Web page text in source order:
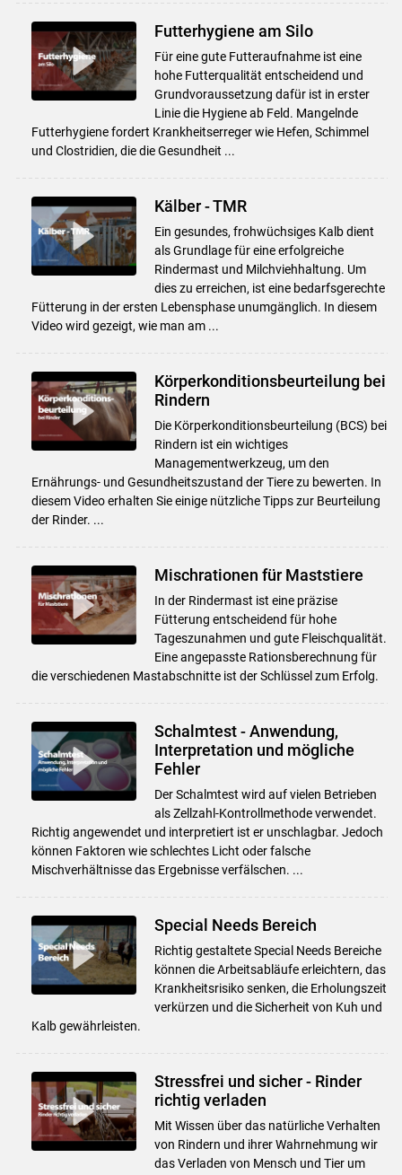
Skip to main content
Futterhygiene am Silo
Für eine gute Futteraufnahme ist eine
hohe Futterqualität entscheidend und
Grundvoraussetzung dafür ist in erster
Linie die Hygiene ab Feld. Mangelnde
Futterhygiene fordert Krankheitserreger wie Hefen, Schimmel
und Clostridien, die die Gesundheit ...
Kälber - TMR
Ein gesundes, frohwüchsiges Kalb dient
als Grundlage für eine erfolgreiche
Rindermast und Milchviehhaltung. Um
dies zu erreichen, ist eine bedarfsgerechte
Fütterung in der ersten Lebensphase unumgänglich. In diesem
Video wird gezeigt, wie man am ...
Körperkonditionsbeurteilung bei
Rindern
Die Körperkonditionsbeurteilung (BCS) bei
Rindern ist ein wichtiges
Managementwerkzeug, um den
Ernährungs- und Gesundheitszustand der Tiere zu bewerten. In
diesem Video erhalten Sie einige nützliche Tipps zur Beurteilung
der Rinder. ...
Mischrationen für Maststiere
In der Rindermast ist eine präzise
Fütterung entscheidend für hohe
Tageszunahmen und gute Fleischqualität.
Eine angepasste Rationsberechnung für
die verschiedenen Mastabschnitte ist der Schlüssel zum Erfolg.
Schalmtest - Anwendung,
Interpretation und mögliche
Fehler
Der Schalmtest wird auf vielen Betrieben
als Zellzahl-Kontrollmethode verwendet.
Richtig angewendet und interpretiert ist er unschlagbar. Jedoch
können Faktoren wie schlechtes Licht oder falsche
Mischverhältnisse das Ergebnisse verfälschen. ...
Special Needs Bereich
Richtig gestaltete Special Needs Bereiche
können die Arbeitsabläufe erleichtern, das
Krankheitsrisiko senken, die Erholungszeit
verkürzen und die Sicherheit von Kuh und
Kalb gewährleisten.
Stressfrei und sicher - Rinder
richtig verladen
Mit Wissen über das natürliche Verhalten
von Rindern und ihrer Wahrnehmung wir
das Verladen von Mensch und Tier um